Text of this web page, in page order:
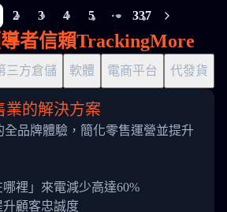
2 3 4 5
More pages
337
者信賴TrackingMore
三方倉儲 軟體 電商平台 代發貨
業的解決方案
全品牌體驗，簡化零售運營並提升
裡」來電減少高達60%
顧客忠誠度